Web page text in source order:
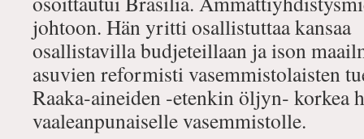
johtoon. Hän yritti osallistuttaa kansaa
osallistavilla budjeteillaan ja ison
asuvien reformisti vasemmistolaisten
Raaka‐aineiden ‐etenkin öljyn‐ korkea
vaaleanpunaiselle vasemmistolle.